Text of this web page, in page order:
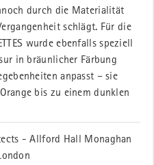
durch die Materialität
schlägt. Für die
wurde ebenfalls speziell
in bräunlicher Färbung
anpasst – sie
bis zu einem dunklen
- Allford Hall Monaghan